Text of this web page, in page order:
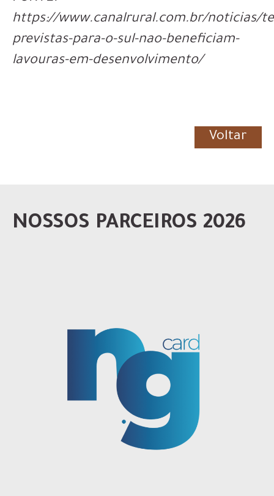
https://www.canalrural.com.br/noticias/
previstas-para-o-sul-nao-beneficiam-
lavouras-em-desenvolvimento/
Voltar
NOSSOS PARCEIROS 2026